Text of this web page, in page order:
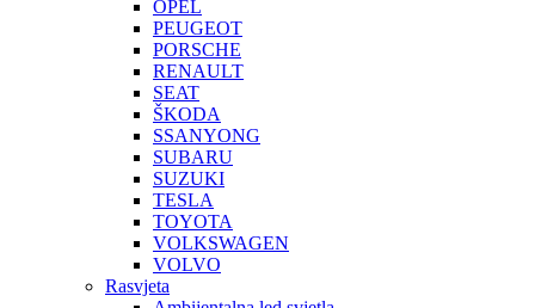
OPEL
PEUGEOT
PORSCHE
RENAULT
SEAT
ŠKODA
SSANYONG
SUBARU
SUZUKI
TESLA
TOYOTA
VOLKSWAGEN
VOLVO
Rasvjeta